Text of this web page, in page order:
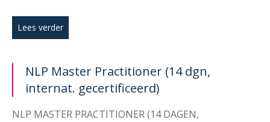
Lees verder
NLP Master Practitioner (14 dgn,
internat. gecertificeerd)
NLP MASTER PRACTITIONER (14 DAGEN,